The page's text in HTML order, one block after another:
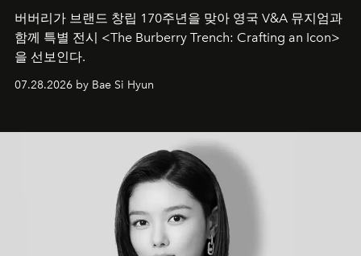
버버리가 브랜드 창립 170주년을 맞아 영국 V&A 뮤지엄과
함께 특별 전시 <The Burberry Trench: Crafting an Icon>
을 선보인다.
07.28.2026 by Bae Si Hyun